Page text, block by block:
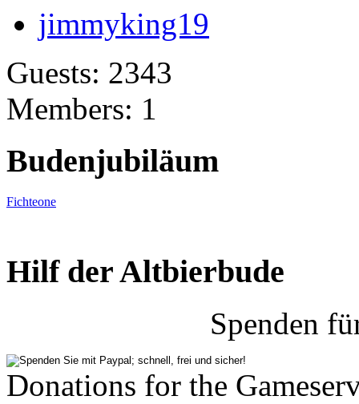
jimmyking19
Guests: 2343
Members: 1
Budenjubiläum
Fichteone
Hilf der Altbierbude
Spenden
Donations for the